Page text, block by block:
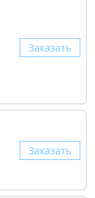
Заказать
Заказать